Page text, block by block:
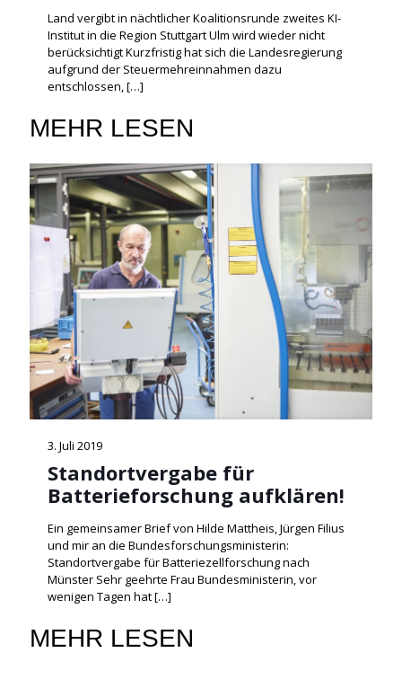
Land vergibt in nächtlicher Koalitionsrunde zweites KI-
Institut in die Region Stuttgart Ulm wird wieder nicht
berücksichtigt Kurzfristig hat sich die Landesregierung
aufgrund der Steuermehreinnahmen dazu
entschlossen, […]
MEHR LESEN
3. Juli 2019
Standortvergabe für
Batterieforschung aufklären!
Ein gemeinsamer Brief von Hilde Mattheis, Jürgen Filius
und mir an die Bundesforschungsministerin:
Standortvergabe für Batteriezellforschung nach
Münster Sehr geehrte Frau Bundesministerin, vor
wenigen Tagen hat[…]
MEHR LESEN